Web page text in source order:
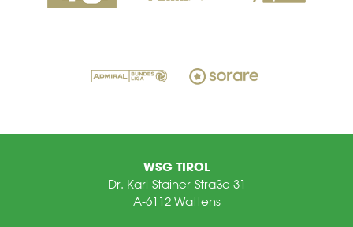
WSG TIROL
Dr. Karl-Stainer-Straße 31
A-6112 Wattens